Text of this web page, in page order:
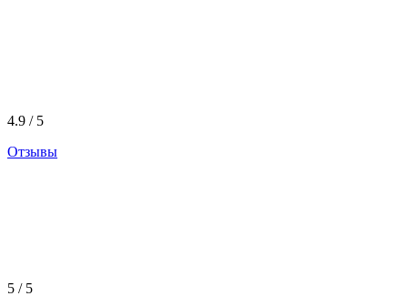
4.9 / 5
Отзывы
5 / 5